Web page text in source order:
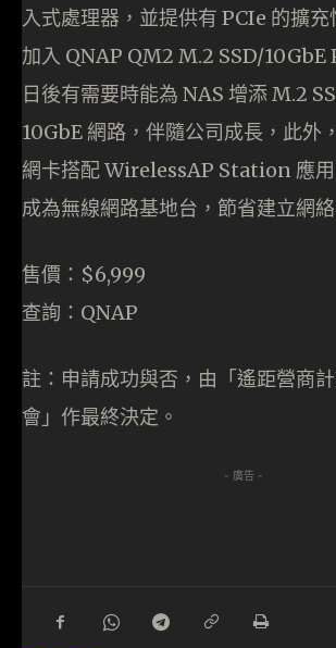
入式處理器，並提供有 PCIe 的擴
加入 QNAP QM2 M.2 SSD/10GbE
日後有需要時能為 NAS 增添 M.2
10GbE 網路，伴隨公司成長，此外
網卡搭配 WirelessAP Station 應
成為無線網路基地台，節省建立網絡
售價：$6,999
查詢：QNAP
註：申請成功與否，由「遙距營商
會」作最終決定。
- 廣告 -